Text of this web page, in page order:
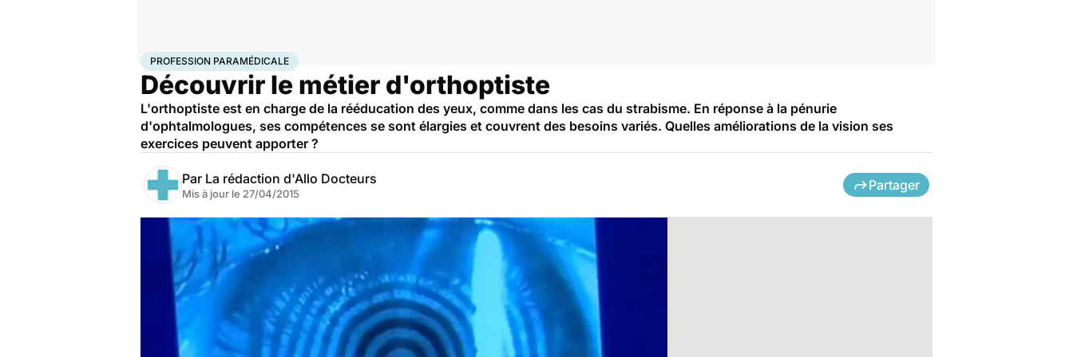
AccueilSantéMaladiesProfession paramédicale
PROFESSION PARAMÉDICALE
Découvrir le métier d'orthoptiste
L'orthoptiste est en charge de la rééducation des yeux, comme dans les cas du strabisme. En réponse à la pénurie
d'ophtalmologues, ses compétences se sont élargies et couvrent des besoins variés. Quelles améliorations de la vision ses
exercices peuvent apporter ?
Par La rédaction d'Allo Docteurs
Mis à jour le 27/04/2015
Partager